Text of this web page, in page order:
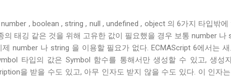
, boolean , string , null , undefined , object 의 6가지 타입밖
의 태깅 같은 것을 위해 고유한 값이 필요했을 경우 보통 number 나
number 나 string 을 이용할 필요가 없다. ECMAScript 6에서는
타입의 값은 Symbol 함수를 통해서만 생성할 수 있고, 생성
을 받을 수도 있고, 아무 인자도 받지 않을 수도 있다. 이 인자는